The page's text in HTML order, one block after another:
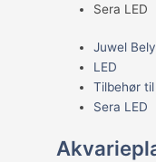
Sera LED
Juwel
LED
Tilbehør
Sera LED